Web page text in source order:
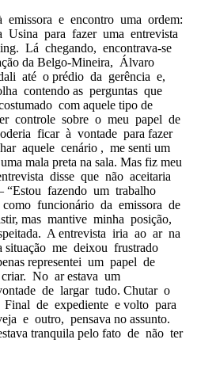
e encontro uma ordem:
para fazer uma entrevista
Lá chegando, encontrava-se
da Belgo-Mineira, Álvaro
até o prédio da gerência e,
contendo as perguntas que
com aquele tipo de
controle sobre o meu papel de
ficar à vontade para fazer
aquele cenário , me senti um
mala preta na sala. Mas fiz meu
disse que não aceitaria
“Estou fazendo um trabalho
funcionário da emissora de
mas mantive minha posição,
A entrevista iria ao ar na
me deixou frustrado
representei um papel de
No ar estava um
de largar tudo. Chutar o
de expediente e volto para
e outro, pensava no assunto.
tranquila pelo fato de não ter